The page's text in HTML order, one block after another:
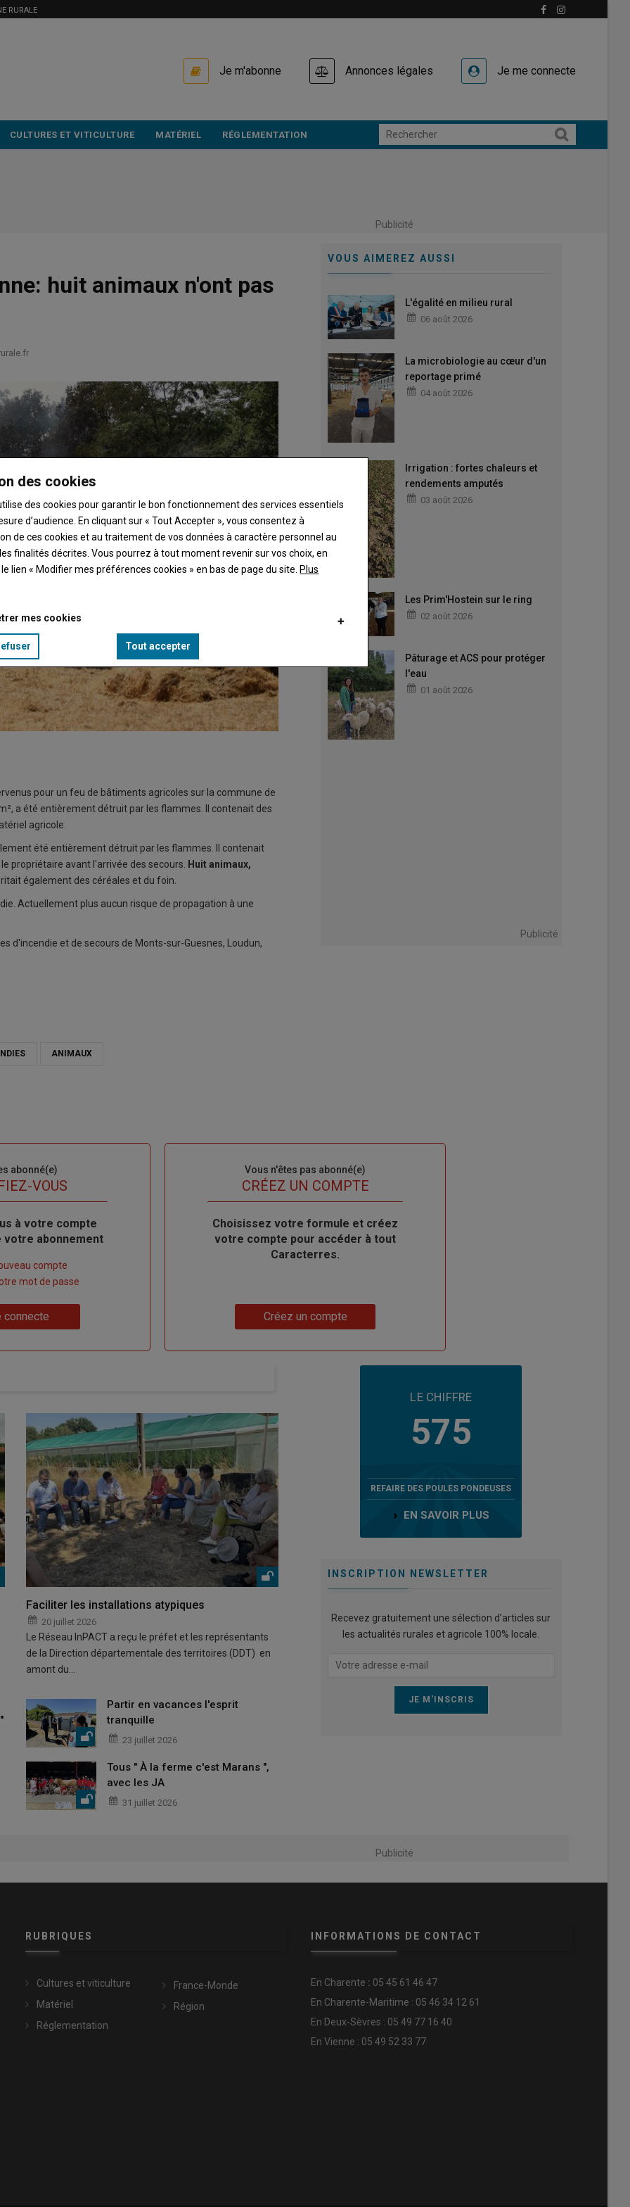
RURALE
Je m'abonne Annonces légales Je me connecte
CULTURES ET VITICULTURE MATÉRIEL RÉGLEMENTATION
Publicité
huit animaux n'ont pas
pour un feu de bâtiments agricoles sur la commune de
a été entièrement détruit par les flammes. Il contenait des
agricole.
été entièrement détruit par les flammes. Il contenait
propriétaire avant l'arrivée des secours. Huit animaux,
également des céréales et du foin.
Actuellement plus aucun risque de propagation à une
d'incendie et de secours de Monts-sur-Guesnes, Loudun,
ANIMAUX
VOUS AIMEREZ AUSSI
L'égalité en milieu rural
06 août 2026
La microbiologie au cœur d'un
reportage primé
04 août 2026
Irrigation : fortes chaleurs et
rendements amputés
03 août 2026
Les Prim'Hostein sur le ring
02 août 2026
Pâturage et ACS pour protéger
l'eau
01 août 2026
Publicité
abonné(e)
VOUS
à votre compte
abonnement
compte
mot de passe
connecte
Vous n'êtes pas abonné(e)
TITRECRÉEZ UN COMPTE
Body
Choisissez votre formule et créez
votre compte pour accéder à tout
Caracterres.
Créez un compte
Faciliter les installations atypiques
20 juillet 2026
Le Réseau InPACT a reçu le préfet et les représentants
de la Direction départementale des territoires (DDT) en
amont du…
Partir en vacances l'esprit
tranquille
23 juillet 2026
Tous " À la ferme c'est Marans ",
avec les JA
31 juillet 2026
LE CHIFFRE
575
REFAIRE DES POULES PONDEUSES
EN SAVOIR PLUS
INSCRIPTION NEWSLETTER
Recevez gratuitement une sélection d’articles sur
les actualités rurales et agricole 100% locale.
Publicité
RUBRIQUES
Cultures et viticulture
Matériel
Réglementation
France-Monde
Région
INFORMATIONS DE CONTACT
En Charente : 05 45 61 46 47
En Charente-Maritime : 05 46 34 12 61
En Deux-Sèvres : 05 49 77 16 40
En Vienne : 05 49 52 33 77
des cookies
des cookies pour garantir le bon fonctionnement des services essentiels
d’audience. En cliquant sur « Tout Accepter », vous consentez à
de ces cookies et au traitement de vos données à caractère personnel au
finalités décrites. Vous pourrez à tout moment revenir sur vos choix, en
lien « Modifier mes préférences cookies » en bas de page du site. Plus
mes cookies
Tout accepter